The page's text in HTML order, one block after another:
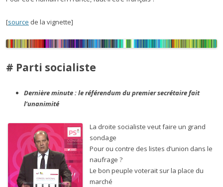
[source de la vignette]
# Parti socialiste
Dernière minute : le référendum du premier secrétaire fait
l’unanimité
La droite socialiste veut faire un grand
sondage
Pour ou contre des listes d’union dans le
naufrage ?
Le bon peuple voterait sur la place du
marché